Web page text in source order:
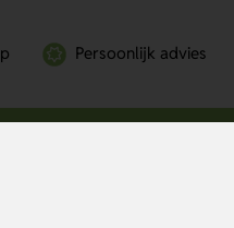
Persoonlijk advies